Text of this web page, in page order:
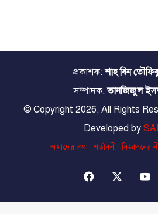
প্রকাশক:শাহ বিন
সম্পাদক:তানজিজুল
© Copyright 2026, All Rights
Developed by
আমাদের কথা শর্তাবলী বিজ্ঞাপনের
Facebook